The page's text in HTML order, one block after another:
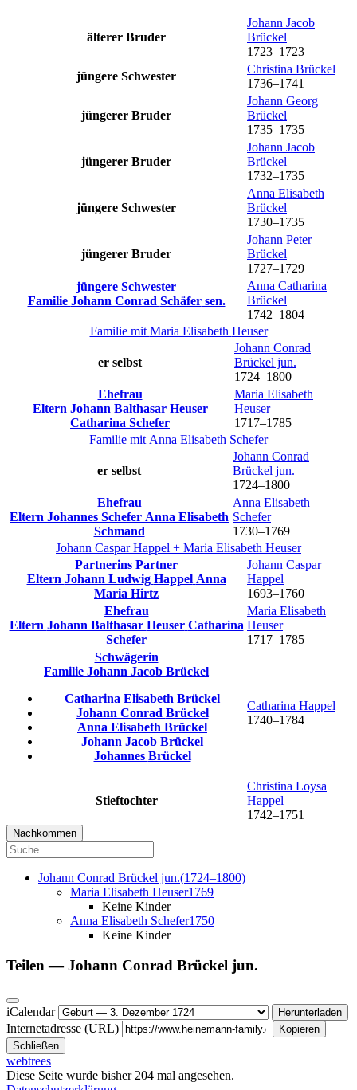
älterer Bruder
Johann Jacob
Brückel
1723–1723
jüngere Schwester
Christina Brückel
1736–1741
jüngerer Bruder
Johann Georg
Brückel
1735–1735
jüngerer Bruder
Johann Jacob
Brückel
1732–1735
jüngere Schwester
Anna Elisabeth
Brückel
1730–1735
jüngerer Bruder
Johann Peter
Brückel
1727–1729
jüngere Schwester
Familie Johann Conrad Schäfersen.
Anna Catharina
Brückel
1742–1804
Familie mit Maria Elisabeth Heuser
er selbst
Johann Conrad
Brückel jun.
1724–1800
Ehefrau
Eltern Johann Balthasar Heuser
Catharina Schefer
Maria Elisabeth
Heuser
1717–1785
Familie mit Anna Elisabeth Schefer
er selbst
Johann Conrad
Brückel jun.
1724–1800
Ehefrau
Eltern Johannes Schefer Anna Elisabeth
Schmand
Anna Elisabeth
Schefer
1730–1769
Johann CasparHappel + Maria Elisabeth Heuser
Partnerins Partner
Eltern Johann Ludwig Happel Anna
Maria Hirtz
Johann Caspar
Happel
1693–1760
Ehefrau
Eltern Johann Balthasar Heuser Catharina
Schefer
Maria Elisabeth
Heuser
1717–1785
Schwägerin
Familie Johann Jacob Brückel
Catharina Elisabeth Brückel
Johann Conrad Brückel
Anna Elisabeth Brückel
Johann Jacob Brückel
Johannes Brückel
Catharina Happel
1740–1784
Stieftochter
Christina Loysa
Happel
1742–1751
Nachkommen
Johann Conrad Brückel jun.(1724–1800)
Maria Elisabeth Heuser1769
Keine Kinder
Anna Elisabeth Schefer1750
Keine Kinder
Teilen —Johann Conrad Brückel jun.
iCalendar Herunterladen
Internetadresse (URL)
Kopieren
Schließen
webtrees
Diese Seite wurde bisher 204 mal angesehen.